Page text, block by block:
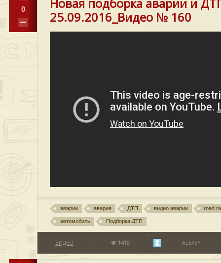
0
25.09.2016_Видео № 160
аварии авария ДТП видео аварии road
автомобиль Подборка ДТП
ВИДЕО 1410 ALEXEY